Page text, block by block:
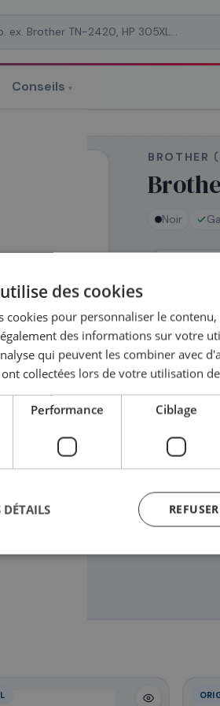
Conseils ▾
BROTHER
Noir
des cookies
cookies pour personnaliser le
des informations sur votre
qui peuvent les combiner avec
collectées lors de votre utilisation
Performance Ciblage
DÉTAILS